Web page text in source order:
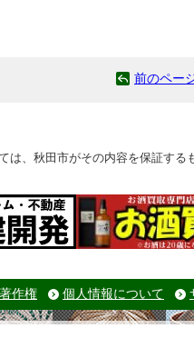
前のペー
、秋田市がその内容を保証する
著作権 個人情報について